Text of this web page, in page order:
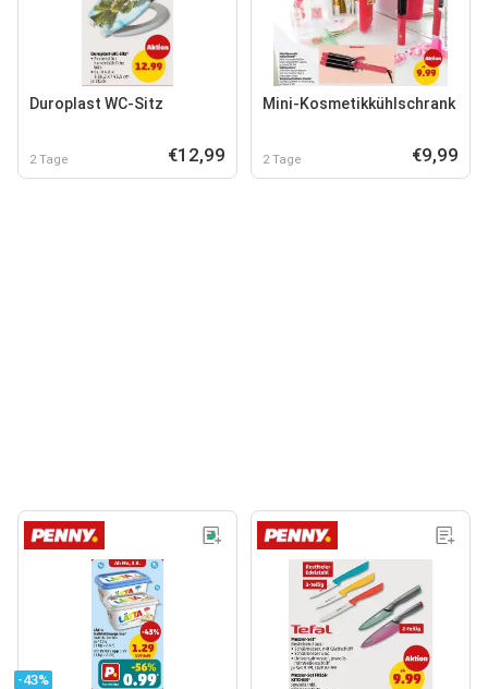
Duroplast WC-Sitz
2 Tage €12,99
Mini-Kosmetikkühlschrank
2 Tage €9,99
-43%